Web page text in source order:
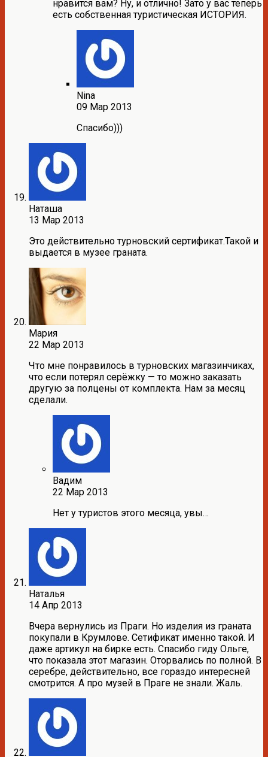
нравится вам? Ну, и отлично! Зато у вас теперь
есть собственная туристическая ИСТОРИЯ.
Nina
09 Мар 2013
Спасибо)))
Наташа
13 Мар 2013
Это действительно турновский сертификат.Такой и
выдается в музее граната.
Мария
22 Мар 2013
Что мне понравилось в турновских магазинчиках,
что если потерял серёжку — то можно заказать
другую за полцены от комплекта. Нам за месяц
сделали.
Вадим
22 Мар 2013
Нет у туристов этого месяца, увы…
Наталья
14 Апр 2013
Вчера вернулись из Праги. Но изделия из граната
покупали в Крумлове. Сетификат именно такой. И
даже артикул на бирке есть. Спасибо гиду Ольге,
что показала этот магазин. Оторвались по полной. В
серебре, действительно, все гораздо интересней
смотрится. А про музей в Праге не знали. Жаль.